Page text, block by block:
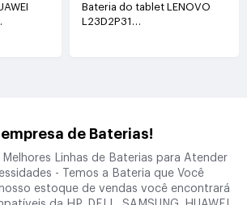
Bateria do tablet LENOVO
L23D2P31
de Baterias!
Melhores Linhas de Baterias para Atender
- Temos a Bateria que Você
nosso estoque de vendas você encontrará